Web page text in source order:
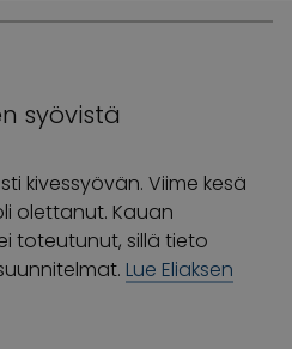
syövistä
kivessyövän. Viime kesä
olettanut. Kauan
toteutunut, sillä tieto
Lue Eliaksen